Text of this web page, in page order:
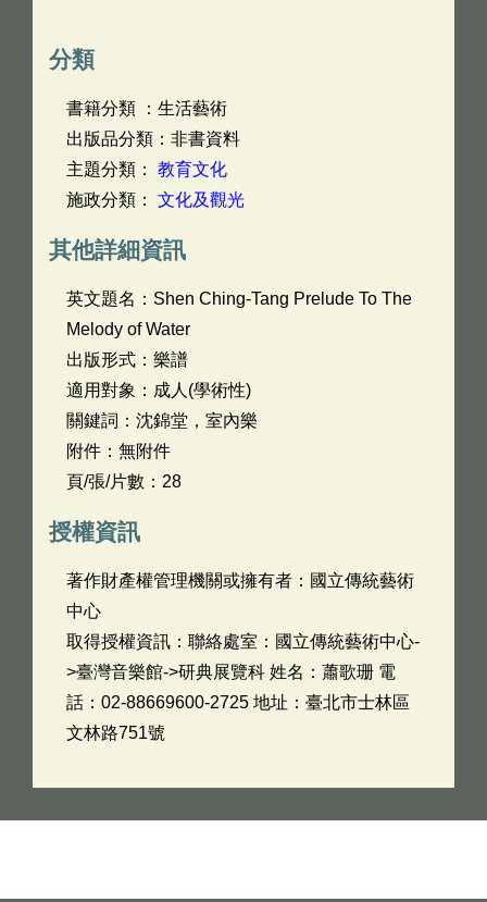
分類
書籍分類 ：生活藝術
出版品分類：非書資料
主題分類： 教育文化
施政分類： 文化及觀光
其他詳細資訊
英文題名： Shen Ching-Tang Prelude To The
Melody of Water
出版形式：樂譜
適用對象：成人(學術性)
關鍵詞：沈錦堂，室內樂
附件：無附件
頁/張/片數：28
授權資訊
著作財產權管理機關或擁有者：國立傳統藝術
中心
取得授權資訊：聯絡處室：國立傳統藝術中心-
>臺灣音樂館->研典展覽科 姓名：蕭歌珊 電
話：02-88669600-2725 地址：臺北市士林區
文林路751號